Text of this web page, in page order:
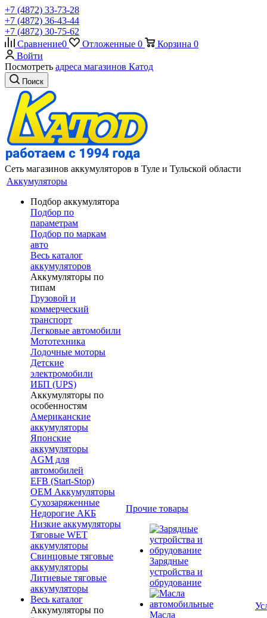
+7 (4872) 33-73-28
+7 (4872) 36-43-44
+7 (4872) 30-75-62
Сравнение0 Отложенные 0 Корзина 0
Войти
Посмотреть адреса магазинов Катод
Поиск
Сеть магазинов аккумуляторов в Туле и Тульской области
Аккумуляторы
Подбор аккумулятора
Подбор по
параметрам
Подбор по маркам
авто
Весь каталог
аккумуляторов
Аккумуляторы по
типам
Грузовой и
коммерческий
транспорт
Легковые автомобили
Мототехника
Лодочные моторы
Детские
электромобили
ИБП (UPS)
Аккумуляторы по
особенностям
Американские
аккумуляторы
Японские
аккумуляторы
AGM для
автомобилей
EFB (Start-Stop)
OEM Аккумуляторы
Сухозаряженные
Недорогие АКБ
Низкие аккумуляторы
Тяговые WET
аккумуляторы
Свинцовые тяговые
аккумуляторы
Литиевые тяговые
аккумуляторы
Весь каталог
Аккумуляторы по
Прочие товары
Зарядные
устройства и
обрудование
Масла